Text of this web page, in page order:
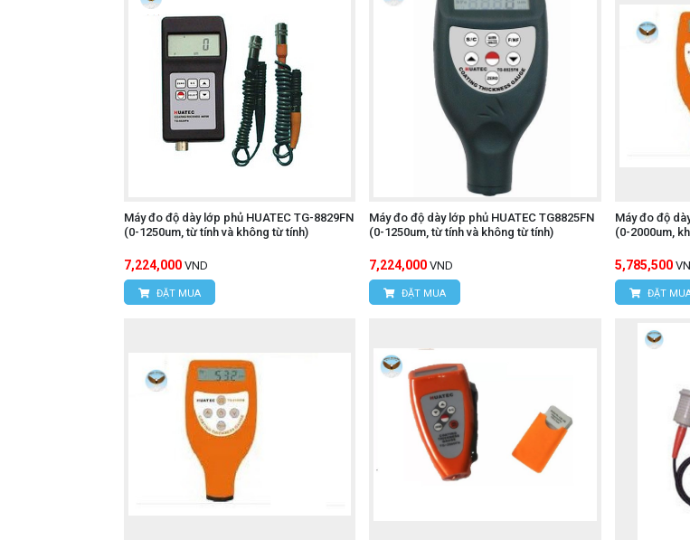
Máy đo độ dày lớp phủ HUATEC TG-8829FN
(0-1250um, từ tính và không từ tính)
7,224,000 VND
ĐẶT MUA
Máy đo độ dày lớp phủ HUATEC TG8825FN
(0-1250um, từ tính và không từ tính)
7,224,000 VND
ĐẶT MUA
Máy đo độ
(0-2000um,
5,785,500
ĐẶT